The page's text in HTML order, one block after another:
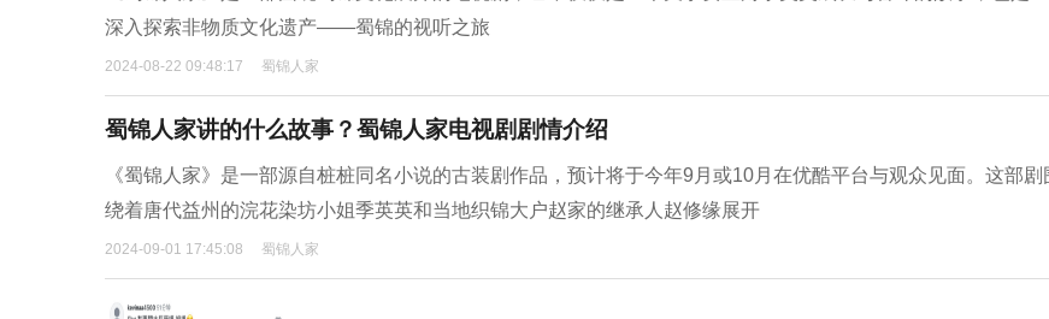
深入探索非物质文化遗产——蜀锦的视听之旅
2024-08-22 09:48:17 蜀锦人家
蜀锦人家讲的什么故事？蜀锦人家电视剧剧情介绍
《蜀锦人家》是一部源自桩桩同名小说的古装剧作品，预计将于今年9月或10月在优酷平台与观众见面。这部剧
绕着唐代益州的浣花染坊小姐季英英和当地织锦大户赵家的继承人赵修缘展开
2024-09-01 17:45:08 蜀锦人家